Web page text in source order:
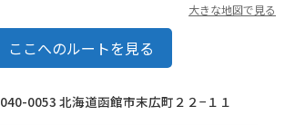
大きな地図で見る
ここへのルートを見る
040-0053 北海道函館市末広町２２−１１